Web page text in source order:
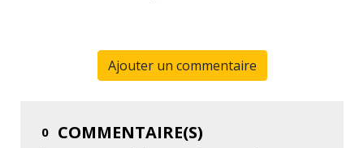
Ajouter un commentaire
0 COMMENTAIRE(S)